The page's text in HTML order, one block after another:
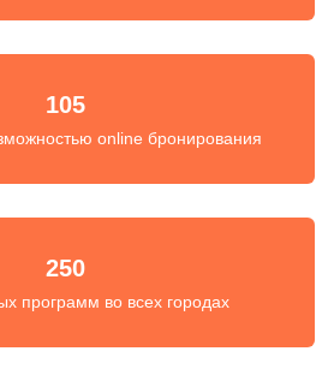
105
online бронирования
250
программ во всех городах